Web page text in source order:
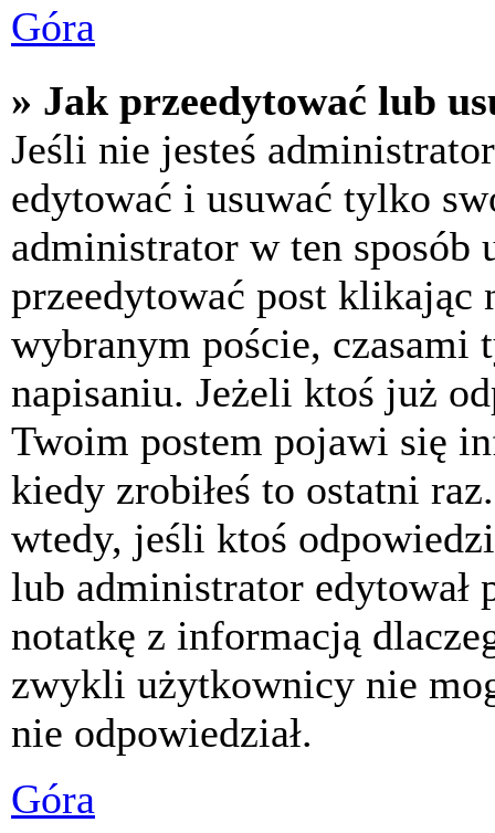
Góra
» Jak przeedytować lub
Jeśli nie jesteś
edytować i usuwać tylko
administrator w ten sposób
przeedytować post klikając
wybranym poście, czasami
napisaniu. Jeżeli ktoś już
Twoim postem pojawi się
kiedy zrobiłeś to ostatni
wtedy, jeśli ktoś
lub administrator edytował
notatkę z informacją
zwykli użytkownicy nie
nie odpowiedział.
Góra